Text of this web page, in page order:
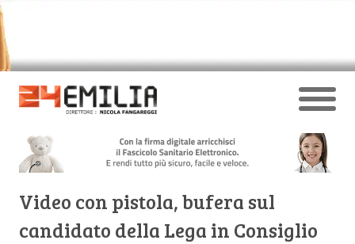
Video con pistola, bufera sul
candidato della Lega in Consiglio